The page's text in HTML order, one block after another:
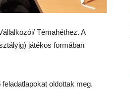
Témahéthez. A
játékos formában
oldottak meg.